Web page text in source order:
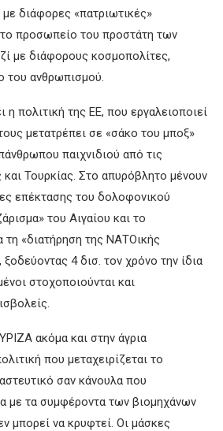
με διάφορες «πατριωτικές»
προσωπείο του προστάτη των
με διάφορους κοσμοπολίτες,
του ανθρωπισμού.
η πολιτική της ΕΕ, που εργαλειοποιεί
μετατρέπει σε «σάκο του μποξ»
παιχνιδιού από τις
Τουρκίας. Στο απυρόβλητο μένουν
επέκτασης του δολοφονικού
του Αιγαίου και το
τη «διατήρηση της ΝΑΤΟικής
4 δισ. τον χρόνο την ίδια
στοχοποιούνται και
ακόμα και στην άγρια
που μεταχειρίζεται το
σαν κάνουλα που
με τα συμφέροντα των βιομηχάνων
μπορεί να κρυφτεί. Οι μάσκες